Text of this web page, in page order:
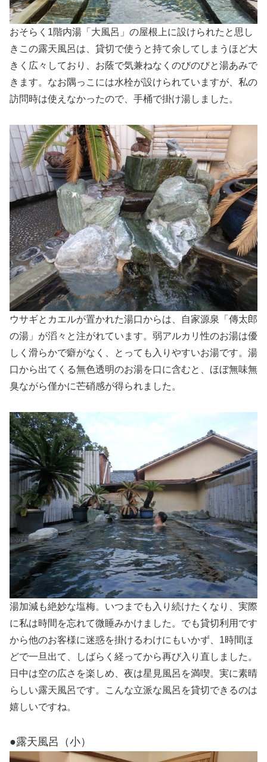
おそらく1階内湯「大風呂」の屋根上に設けられたと思し
きこの露天風呂は、貸切で使うと持て余してしまうほど大
きく広々しており、お蔭で気兼ねなくのびのびと湯あみで
きます。なお隅っこには水栓が設けられていますが、私の
訪問時は使えなかったので、手桶で掛け湯しました。
ウサギとカエルが置かれた湯口からは、自家源泉「傳太郎
の湯」が滔々と注がれています。弱アルカリ性のお湯は優
しく滑らかで癖がなく、とっても入りやすいお湯です。湯
口から出てくる無色透明のお湯を口に含むと、ほぼ無味無
臭ながら僅かに芒硝感が得られました。
湯加減も絶妙な塩梅。いつまでも入り続けたくなり、実際
に私は時間を忘れて微睡みかけました。でも貸切利用です
から他のお客様に迷惑を掛けるわけにもいかず、1時間ほ
どで一旦出て、しばらく経ってから再び入り直しました。
日中は空の広さを楽しめ、夜は星見風呂を満喫。実に素晴
らしい露天風呂です。こんな立派な風呂を貸切できるのは
嬉しいですね。
●露天風呂（小）